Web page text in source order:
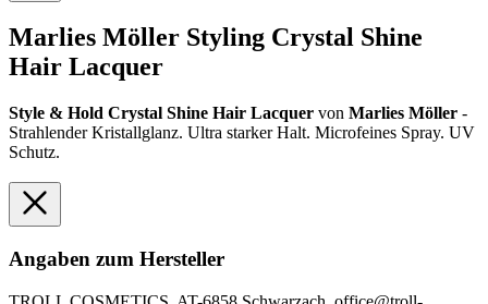
Marlies Möller Styling Crystal Shine
Hair Lacquer
Style & Hold Crystal Shine Hair Lacquer von Marlies Möller -
Strahlender Kristallglanz. Ultra starker Halt. Microfeines Spray. UV
Schutz.
Angaben zum Hersteller